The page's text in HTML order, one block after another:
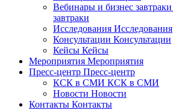
Вебинары и бизнес завтраки
завтраки
Исследования Исследования
Консультации Консультации
Кейсы Кейсы
Мероприятия Мероприятия
Пресс-центр Пресс-центр
КСК в СМИ КСК в СМИ
Новости Новости
Контакты Контакты